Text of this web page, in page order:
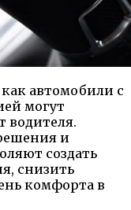
автомобили с
могут
водителя.
и
создать
снизить
комфорта в